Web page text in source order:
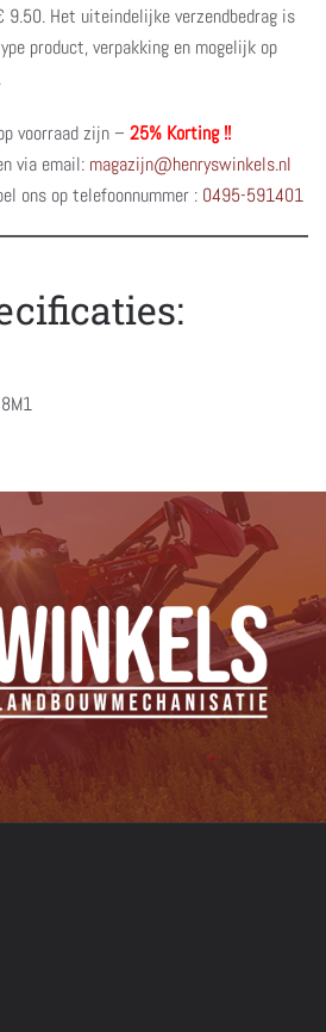
9.50. Het uiteindelijke verzendbedrag is
product, verpakking en mogelijk op
voorraad zijn – 25% Korting !!
via email: magazijn@henryswinkels.nl
ons op telefoonnummer : 0495-591401